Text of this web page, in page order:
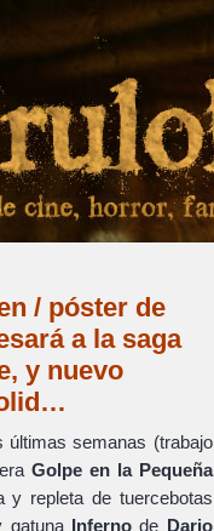
/ póster de
a la saga
y nuevo
últimas semanas (trabajo
Golpe en la Pequeña
y repleta de tuercebotas
gatuna Infernode Dario